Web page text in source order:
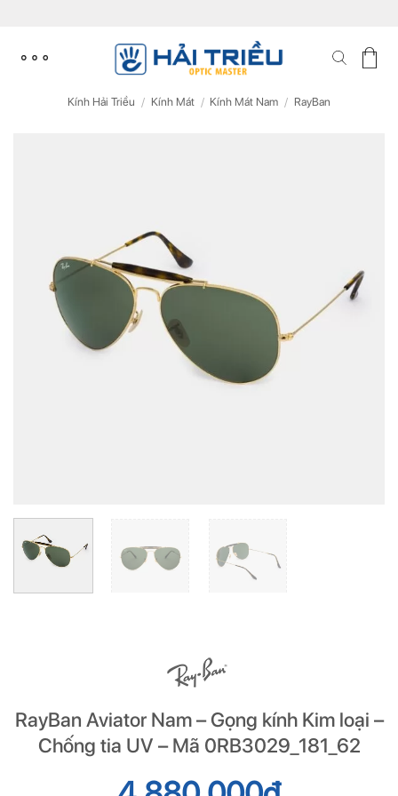
content
Kính Hải Triều / Kính Mát / Kính Mát Nam / RayBan
RayBan Aviator Nam – Gọng kính Kim loại –
Chống tia UV – Mã 0RB3029_181_62